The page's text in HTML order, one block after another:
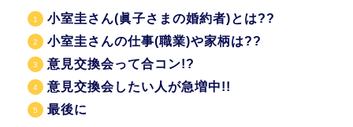
小室圭さん(眞子さまの婚約者)とは??
小室圭さんの仕事(職業)や家柄は??
意見交換会って合コン!?
意見交換会したい人が急増中!!
最後に